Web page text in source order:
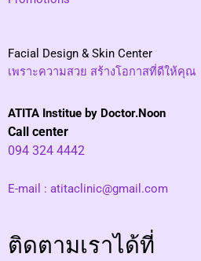
Facial Design & Skin Center
เพราะความสวย สร้างโอกาสที่ดีให้คุณ
ATITA Institue by Doctor.Noon
Call center
094 324 4442
E-mail : atitaclinic@gmail.com
ติดตามเราได้ที่